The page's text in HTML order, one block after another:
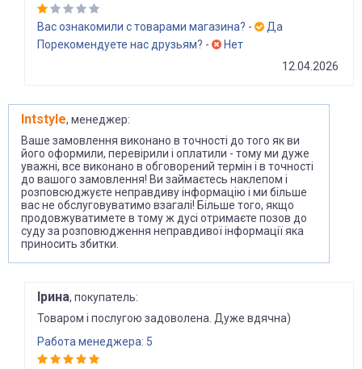
Вас ознакомили с товарами магазина? -
Да
Порекомендуете нас друзьям? -
Нет
12.04.2026
Intstyle, менеджер:
Ваше замовлення виконано в точності до того як ви
його оформили, перевірили і оплатили - тому ми дуже
уважні, все виконано в обговорений термін і в точності
до вашого замовлення! Ви займаєтесь наклепом і
розповсюджуєте неправдиву інформацію і ми більше
вас не обслуговуватимо взагалі! Більше того, якщо
продовжуватимете в тому ж дусі отримаєте позов до
суду за розповюдження неправдивої інформації яка
приносить збитки.
Ірина, покупатель:
Товаром і послугою задоволена. Дуже вдячна)
Работа менеджера: 5